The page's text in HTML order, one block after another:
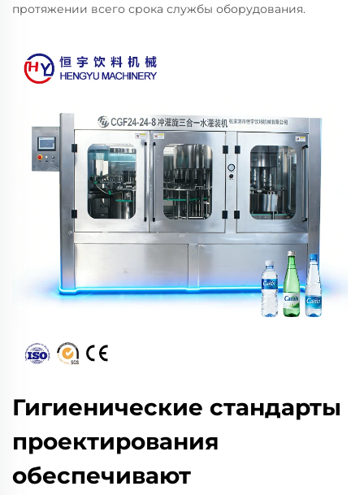
протяжении всего срока службы оборудования.
Гигиенические стандарты
проектирования
обеспечивают